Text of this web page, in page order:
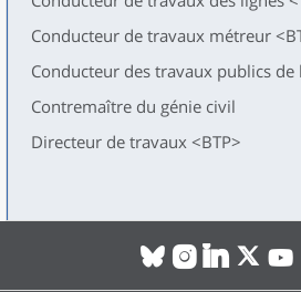
Conducteur de travaux métreur
Conducteur des travaux publics de
Contremaître du génie civil
Directeur de travaux <BTP>